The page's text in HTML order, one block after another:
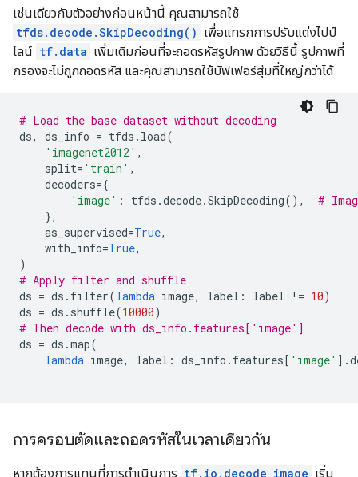
เช่นเดียวกับตัวอย่างก่อนหน้านี้ คุณสามารถใช้
tfds.decode.SkipDecoding() เพื่อแทรกการปรับแต่งไปป์
ไลน์ tf.data เพิ่มเติมก่อนที่จะถอดรหัสรูปภาพ ด้วยวิธีนี้ รูปภาพที่
กรองจะไม่ถูกถอดรหัส และคุณสามารถใช้บัฟเฟอร์สุ่มที่ใหญ่กว่าได้
# Load the base dataset without decoding
ds, ds_info = tfds . load(
'imagenet2012' ,
split= 'train' ,
decoders={
'image' : tfds .decode.SkipDecoding(),
#
},
as_supervised=True,
with_info=True,
)
# Apply filter and shuffle
ds = ds . filter(lambda image, label : label != 10)
ds = ds . shuffle(10000)
# Then decode with ds_info.features['image']
ds = ds .map(
lambda image, label : ds_info . features[ 'image' ] .
การครอบตัดและถอดรหัสในเวลาเดียวกัน
หากต้องการแทนที่การดำเนินการ tf.io.decode_image เริ่ม